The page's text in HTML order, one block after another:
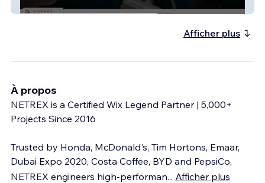
757binmasters
Afficher plus
À propos
NETREX is a Certified Wix Legend Partner | 5,000+
Projects Since 2016
Trusted by Honda, McDonald's, Tim Hortons, Emaar,
Dubai Expo 2020, Costa Coffee, BYD and PepsiCo,
NETREX engineers high-performan... Afficher plus